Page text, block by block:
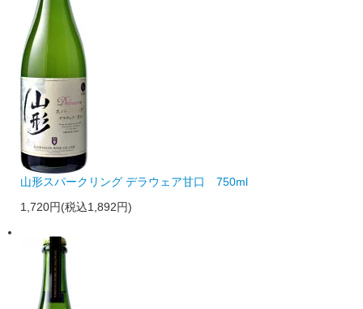
山形スパークリング デラウェア甘口 750ml
1,720円(税込1,892円)